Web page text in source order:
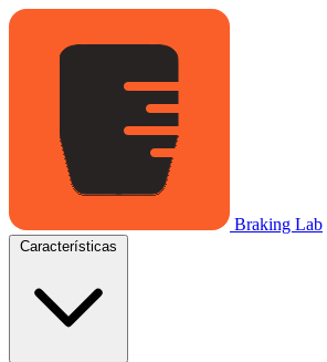
Braking Lab